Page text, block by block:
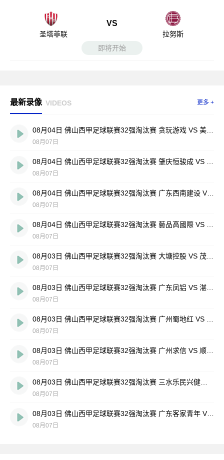
圣塔菲联
VS
拉努斯
即将开始
最新录像 VIDEOS 更多 +
08月07日
08月07日
08月04日 佛山西甲足球联赛32强淘汰赛 广东西南建设 VS 香港圣徒 全场录像
08月07日
08月07日
08月07日
08月07日
08月07日
08月07日
08月07日
08月03日 佛山西甲足球联赛32强淘汰赛 广东客家青年 VS 广州英华思力U17 全场录像
08月07日